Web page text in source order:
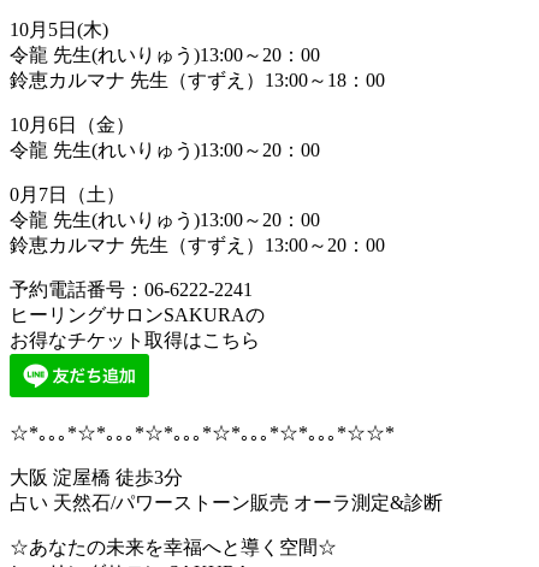
10月5日(木)
令龍 先生(れいりゅう)13:00～20：00
鈴恵カルマナ 先生（すずえ）13:00～18：00
10月6日（金）
令龍 先生(れいりゅう)13:00～20：00
0月7日（土）
令龍 先生(れいりゅう)13:00～20：00
鈴恵カルマナ 先生（すずえ）13:00～20：00
予約電話番号：06-6222-2241
ヒーリングサロンSAKURAの
お得なチケット取得はこちら
☆*｡｡｡*☆*｡｡｡*☆*｡｡｡*☆*｡｡｡*☆*｡｡｡*☆☆*
大阪 淀屋橋 徒歩3分
占い 天然石/パワーストーン販売 オーラ測定&診断
☆あなたの未来を幸福へと導く空間☆